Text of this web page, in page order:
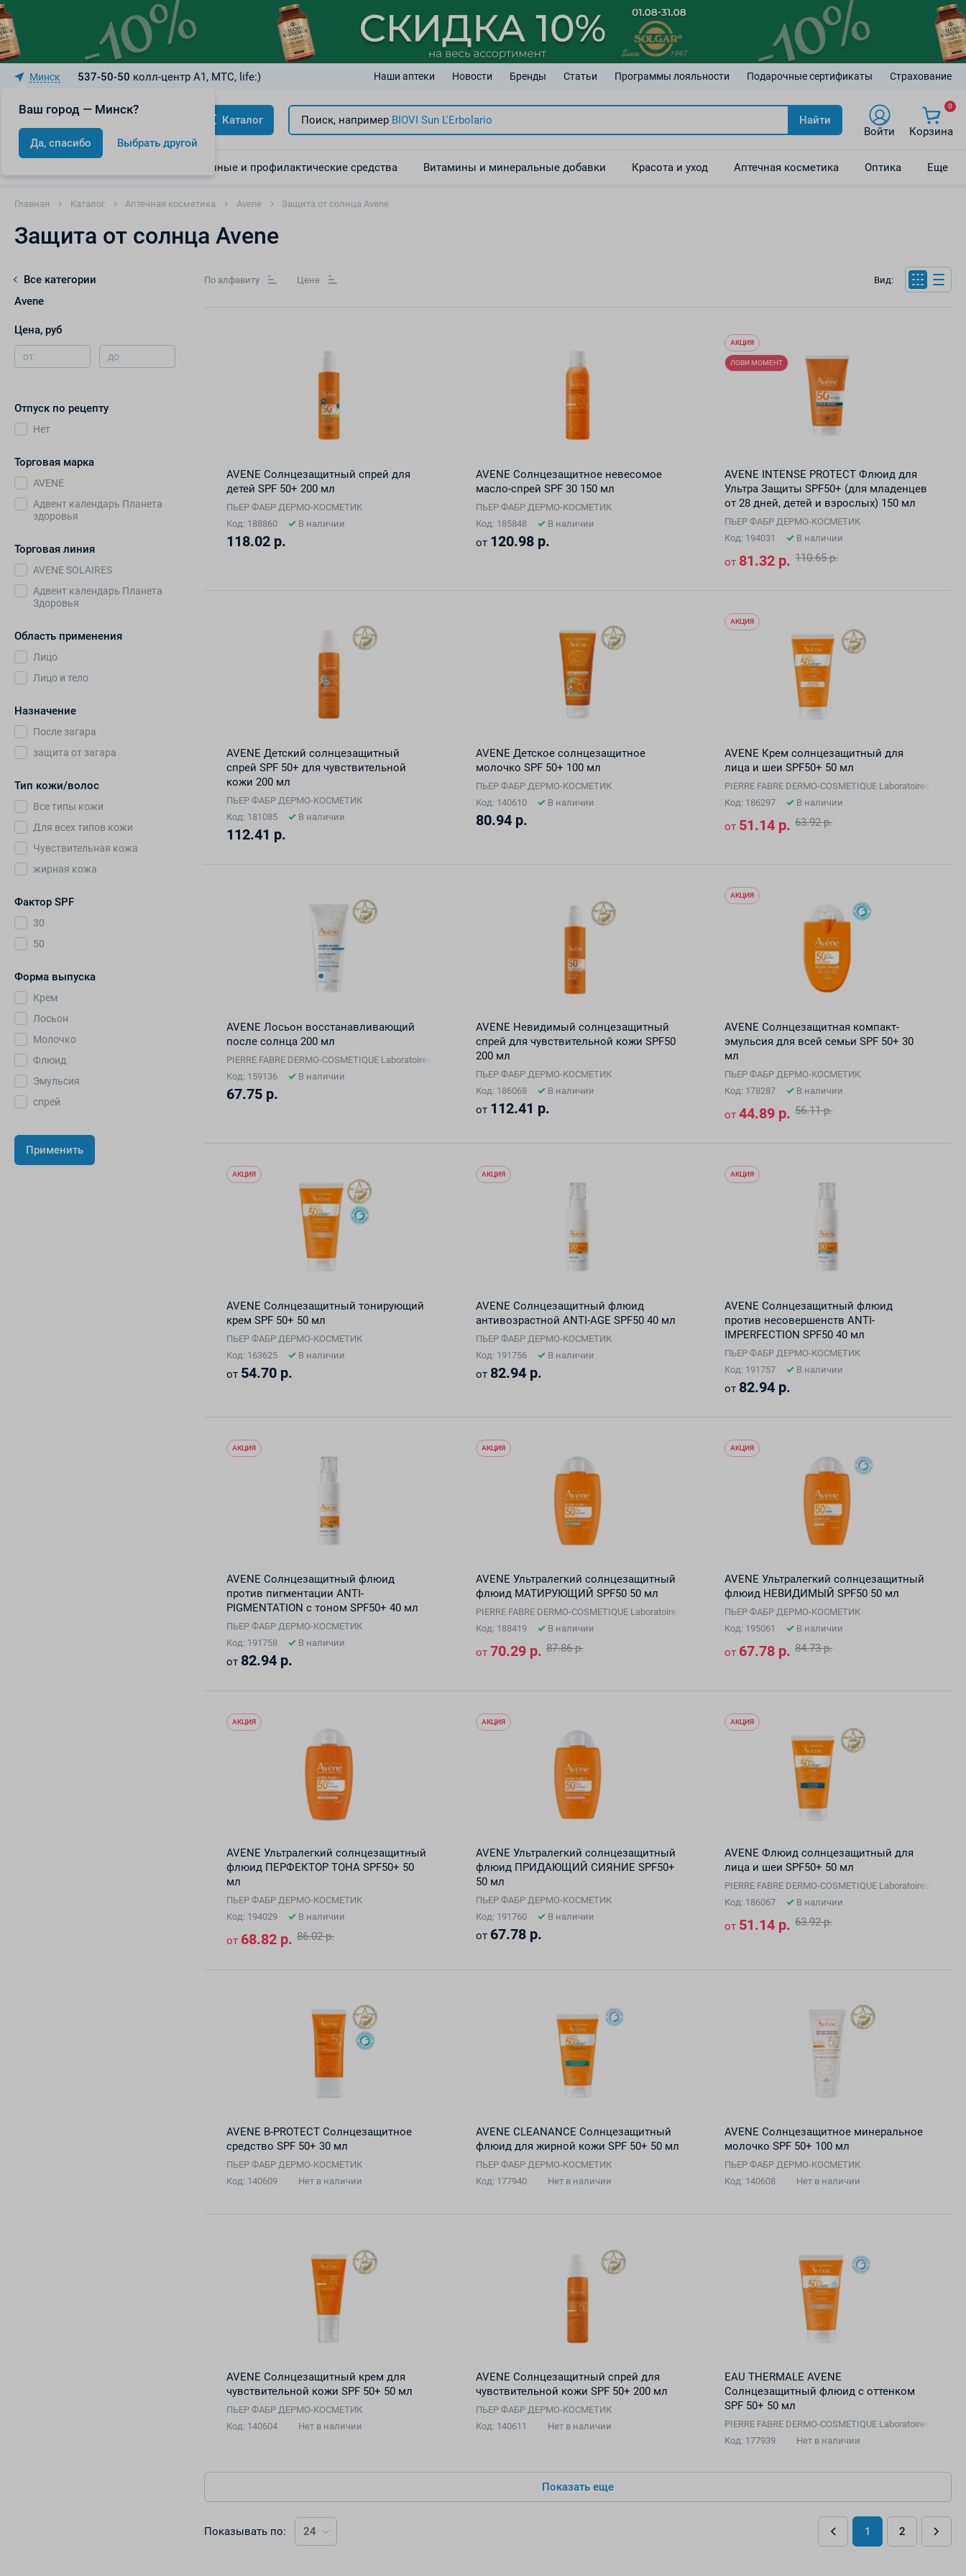
Минск
Ваш город — Минск?
Да, спасибо Выбрать другой
537-50-50 колл-центр A1, МТС, life:) Наши аптеки Новости Бренды Статьи Программы лояльности Подарочные сертификаты Страхование
Каталог Поиск, например BIOVI Sun L'Erbolario
Найти
Войти
0
Корзина
Лекарственные и профилактические средства Витамины и минеральные добавки Красота и уход Аптечная косметика Оптика Еще
Главная Каталог Аптечная косметика Avene Защита от солнца Avene
Защита от солнца Avene
Все категории
Avene
Цена, руб
от до
Отпуск по рецепту
Нет
Торговая марка
AVENE
Адвент календарь Планета
здоровья
Торговая линия
AVENE SOLAIRES
Адвент календарь Планета
Здоровья
Область применения
Лицо
Лицо и тело
Назначение
После загара
защита от загара
Тип кожи/волос
Все типы кожи
Для всех типов кожи
Чувствительная кожа
жирная кожа
Фактор SPF
30
50
Форма выпуска
Крем
Лосьон
Молочко
Флюид
Эмульсия
спрей
По алфавиту Цене Вид:
AVENE Солнцезащитный спрей для
детей SPF 50+ 200 мл
ПЬЕР ФАБР ДЕРМО-КОСМЕТИК
Код: 188860
В наличии
118.02 р.
AVENЕ Солнцезащитное невесомое
масло-спрей SPF 30 150 мл
ПЬЕР ФАБР ДЕРМО-КОСМЕТИК
Код: 185848
В наличии
от 120.98 р.
АКЦИЯ
ЛОВИ МОМЕНТ
AVENE INTENSE PROTECT Флюид для
Ультра Защиты SPF50+ (для младенцев
от 28 дней, детей и взрослых) 150 мл
ПЬЕР ФАБР ДЕРМО-КОСМЕТИК
Код: 194031
В наличии
от 81.32 р. 110.65 р.
AVENE Детский солнцезащитный
спрей SPF 50+ для чувствительной
кожи 200 мл
ПЬЕР ФАБР ДЕРМО-КОСМЕТИК
Код: 181085
В наличии
112.41 р.
AVENE Детское солнцезащитное
молочко SPF 50+ 100 мл
ПЬЕР ФАБР ДЕРМО-КОСМЕТИК
Код: 140610
В наличии
80.94 р.
АКЦИЯ
AVENE Крем солнцезащитный для
лица и шеи SPF50+ 50 мл
PIERRE FABRE DERMO-COSMETIQUE Laboratoires
Код: 186297
В наличии
от 51.14 р. 63.92 р.
AVENE Лосьон восстанавливающий
после солнца 200 мл
PIERRE FABRE DERMO-COSMETIQUE Laboratoires Dermatologiques Avene
Код: 159136
В наличии
67.75 р.
AVENE Невидимый солнцезащитный
спрей для чувствительной кожи SPF50
200 мл
ПЬЕР ФАБР ДЕРМО-КОСМЕТИК
Код: 186068
В наличии
от 112.41 р.
АКЦИЯ
AVENE Солнцезащитная компакт-
эмульсия для всей семьи SPF 50+ 30
мл
ПЬЕР ФАБР ДЕРМО-КОСМЕТИК
Код: 178287
В наличии
от44.89 р. 56.11 р.
АКЦИЯ
AVENE Солнцезащитный тонирующий
крем SPF 50+ 50 мл
ПЬЕР ФАБР ДЕРМО-КОСМЕТИК
Код: 163625
В наличии
от 54.70 р.
АКЦИЯ
AVENE Солнцезащитный флюид
антивозрастной ANTI-AGE SPF50 40 мл
ПЬЕР ФАБР ДЕРМО-КОСМЕТИК
Код: 191756
В наличии
от 82.94 р.
АКЦИЯ
AVENE Солнцезащитный флюид
против несовершенств ANTI-
IMPERFECTION SPF50 40 мл
ПЬЕР ФАБР ДЕРМО-КОСМЕТИК
Код: 191757
В наличии
от 82.94 р.
АКЦИЯ
AVENE Солнцезащитный флюид
против пигментации ANTI-
PIGMENTATION с тоном SPF50+ 40 мл
ПЬЕР ФАБР ДЕРМО-КОСМЕТИК
Код: 191758
В наличии
от 82.94 р.
АКЦИЯ
AVENE Ультралегкий солнцезащитный
флюид МАТИРУЮЩИЙ SPF50 50 мл
PIERRE FABRE DERMO-COSMETIQUE Laboratoires Dermatologiques Avene
Код: 188419
В наличии
от 70.29 р. 87.86 р.
АКЦИЯ
AVENE Ультралегкий солнцезащитный
флюид НЕВИДИМЫЙ SPF50 50 мл
ПЬЕР ФАБР ДЕРМО-КОСМЕТИК
Код: 195061
В наличии
от 67.78 р. 84.73 р.
АКЦИЯ
AVENE Ультралегкий солнцезащитный
флюид ПЕРФЕКТОР ТОНА SPF50+ 50
мл
ПЬЕР ФАБР ДЕРМО-КОСМЕТИК
Код: 194029
В наличии
от 68.82 р. 86.02 р.
АКЦИЯ
AVENE Ультралегкий солнцезащитный
флюид ПРИДАЮЩИЙ СИЯНИЕ SPF50+
50 мл
ПЬЕР ФАБР ДЕРМО-КОСМЕТИК
Код: 191760
В наличии
от 67.78 р.
АКЦИЯ
AVENE Флюид солнцезащитный для
лица и шеи SPF50+ 50 мл
PIERRE FABRE DERMO-COSMETIQUE Laboratoires
Код: 186067
В наличии
от 51.14 р. 63.92 р.
AVENE B-PROTECT Солнцезащитное
средство SPF 50+ 30 мл
ПЬЕР ФАБР ДЕРМО-КОСМЕТИК
Код: 140609
Нет в наличии
AVENE CLEANANCE Солнцезащитный
флюид для жирной кожи SPF 50+ 50 мл
ПЬЕР ФАБР ДЕРМО-КОСМЕТИК
Код: 177940
Нет в наличии
AVENE Солнцезащитное минеральное
молочко SPF 50+ 100 мл
ПЬЕР ФАБР ДЕРМО-КОСМЕТИК
Код: 140608
Нет в наличии
AVENE Солнцезащитный крем для
чувствительной кожи SPF 50+ 50 мл
ПЬЕР ФАБР ДЕРМО-КОСМЕТИК
Код: 140604
Нет в наличии
AVENE Солнцезащитный спрей для
чувствительной кожи SPF 50+ 200 мл
ПЬЕР ФАБР ДЕРМО-КОСМЕТИК
Код: 140611
Нет в наличии
EAU THERMALE AVENE
Cолнцезащитный флюид с оттенком
SPF 50+ 50 мл
PIERRE FABRE DERMO-COSMETIQUE Laboratoires
Код: 177939
Нет в наличии
Показать еще
Показывать по: 24 1 2